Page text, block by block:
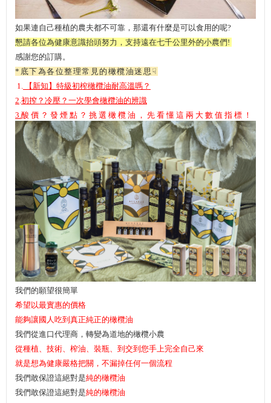
如果連自己種植的農夫都不可靠，那還有什麼是可以食用的呢?
懇請各位為健康意識抬頭努力，支持遠在七千公里外的小農們!
感謝您的訂購。
*底下為各位整理常見的橄欖油迷思☟
1.
【新知】特級初榨橄欖油耐高溫嗎？
2 初搾？冷壓？一次學會橄欖油的辨識
3 酸價？發煙點？挑選橄欖油，先看懂這兩大數值指標！
我們的願望很簡單
希望以最實惠的價格
能夠讓國人吃到真正純正的橄欖油
我們從進口代理商，轉變為道地的橄欖小農
從種植、技術、榨油、裝瓶、到交到您手上完全自己來
就是想為健康嚴格把關，不漏掉任何一個流程
我們敢保證這絕對是純的橄欖油
我們敢保證這絕對是純的橄欖油